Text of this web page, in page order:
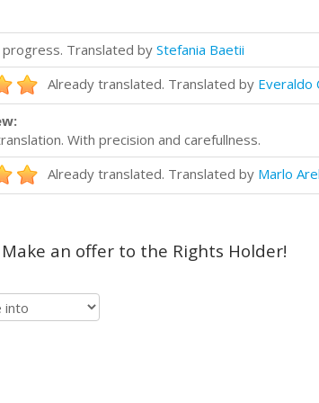
progress. Translated by Stefania Baetii
Already translated. Translated by Everaldo
With precision and carefullness.
Already translated. Translated by Marlo
an offer to the Rights Holder!